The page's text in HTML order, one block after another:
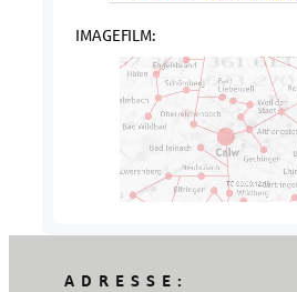
IMAGEFILM:
ADRESSE: